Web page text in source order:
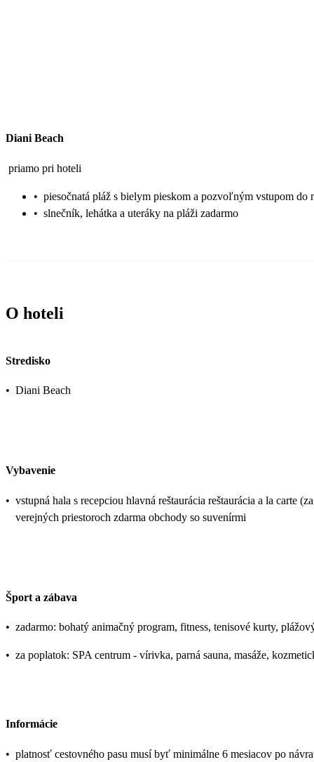
Diani Beach
priamo pri hoteli
• piesočnatá pláž s bielym pieskom a pozvoľným vstupom do
• slnečník, lehátka a uteráky na pláži zadarmo
O hoteli
Stredisko
• Diani Beach
Vybavenie
• vstupná hala s recepciou hlavná reštaurácia reštaurácia a la carte
verejných priestoroch zdarma obchody so suvenírmi
Šport a zábava
• zadarmo: bohatý animačný program, fitness, tenisové kurty,
• za poplatok: SPA centrum - vírivka, parná sauna, masáže,
Informácie
• platnosť cestovného pasu musí byť minimálne 6 mesiacov po